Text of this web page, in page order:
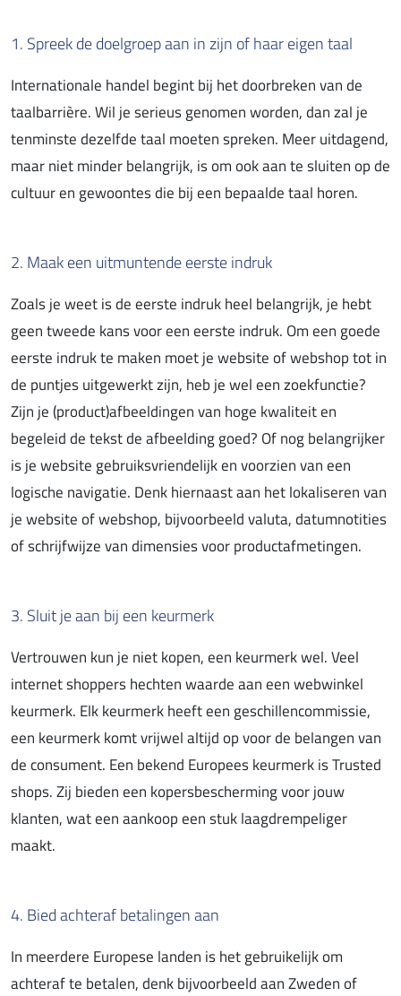
1. Spreek de doelgroep aan in zijn of haar eigen taal
Internationale handel begint bij het doorbreken van de
taalbarrière. Wil je serieus genomen worden, dan zal je
tenminste dezelfde taal moeten spreken. Meer uitdagend,
maar niet minder belangrijk, is om ook aan te sluiten op de
cultuur en gewoontes die bij een bepaalde taal horen.
2. Maak een uitmuntende eerste indruk
Zoals je weet is de eerste indruk heel belangrijk, je hebt
geen tweede kans voor een eerste indruk. Om een goede
eerste indruk te maken moet je website of webshop tot in
de puntjes uitgewerkt zijn, heb je wel een zoekfunctie?
Zijn je (product)afbeeldingen van hoge kwaliteit en
begeleid de tekst de afbeelding goed? Of nog belangrijker
is je website gebruiksvriendelijk en voorzien van een
logische navigatie. Denk hiernaast aan het lokaliseren van
je website of webshop, bijvoorbeeld valuta, datumnotities
of schrijfwijze van dimensies voor productafmetingen.
3. Sluit je aan bij een keurmerk
Vertrouwen kun je niet kopen, een keurmerk wel. Veel
internet shoppers hechten waarde aan een webwinkel
keurmerk. Elk keurmerk heeft een geschillencommissie,
een keurmerk komt vrijwel altijd op voor de belangen van
de consument. Een bekend Europees keurmerk is Trusted
shops. Zij bieden een kopersbescherming voor jouw
klanten, wat een aankoop een stuk laagdrempeliger
maakt.
4. Bied achteraf betalingen aan
In meerdere Europese landen is het gebruikelijk om
achteraf te betalen, denk bijvoorbeeld aan Zweden of